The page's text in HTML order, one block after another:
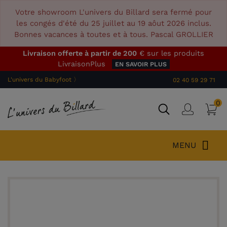
Votre showroom L'univers du Billard sera fermé pour
les congés d'été du 25 juillet au 19 aôut 2026 inclus.
Bonnes vacances à toutes et à tous. Pascal GROLLIER
Livraison offerte à partir de 200 € sur les produits
LivraisonPlus
EN SAVOIR PLUS
L'univers du Babyfoot 〉 02 40 59 29 71
0
MENU